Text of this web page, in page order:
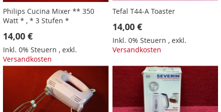
Philips Cucina Mixer ** 350
Watt * , * 3 Stufen *
14,00 €
Inkl. 0% Steuern , exkl.
Versandkosten
Tefal T44-A Toaster
14,00 €
Inkl. 0% Steuern ,exkl.
Versandkosten